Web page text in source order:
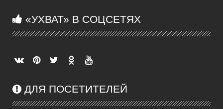
«УХВАТ» В СОЦСЕТЯХ
ДЛЯ ПОСЕТИТЕЛЕЙ